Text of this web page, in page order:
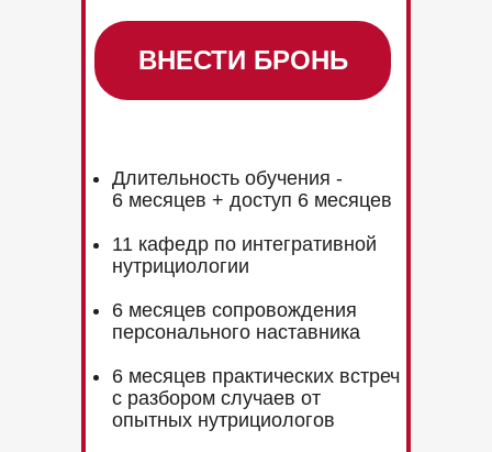
ВНЕСТИ БРОНЬ
Длительность обучения -
6 месяцев + доступ 6 месяцев
11 кафедр по интегративной
нутрициологии
6 месяцев сопровождения
персонального наставника
6 месяцев практических встреч
с разбором случаев от
опытных нутрициологов